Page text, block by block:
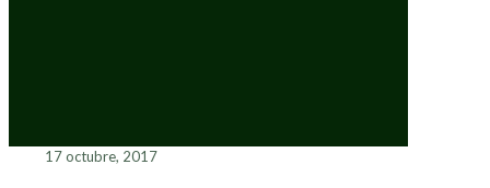
17 octubre, 2017